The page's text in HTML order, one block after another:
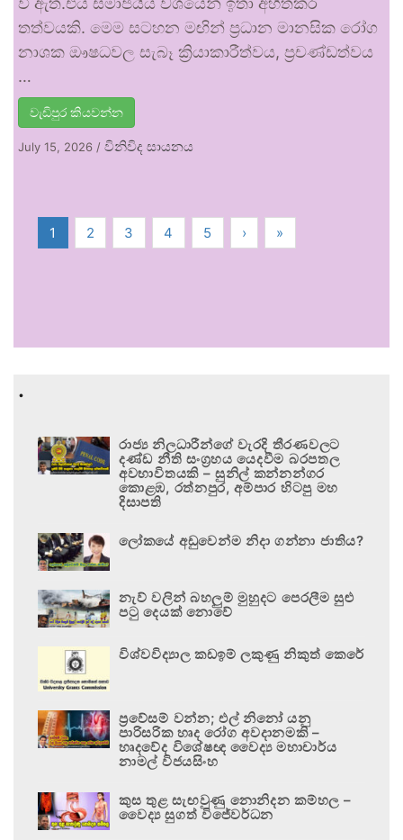
තත්වයකි. මෙම සටහන මඟින් ප්‍රධාන මානසික රෝග
නාශක ඖෂධවල සැබෑ ක්‍රියාකාරීත්වය, ප්‍රචණ්ඩත්වය
…
වැඩිපුර කියවන්න
July 15, 2026 / විනිවිද සායනය
1 2 3 4 5 › »
.
රාජ්‍ය නිලධාරීන්ගේ වැරදි තීරණවලට
දණ්ඩ නීති සංග්‍රහය යෙදවීම බරපතල
අවභාවිතයකි – සුනිල් කන්නන්ගර
කොළඹ, රත්නපුර, අම්පාර හිටපු මහ
දිසාපති
ලෝකයේ අඩුවෙන්ම නිදා ගන්නා ජාතිය?
නැව් වලින් බහලුම් මුහුදට පෙරලීම සුළු
පටු දෙයක් නොවේ
විශ්වවිද්‍යාල කඩඉම් ලකුණු නිකුත් කෙරේ
ප්‍රවේසම් වන්න; එල් නිනෝ යනු
පාරිසරික හෘද රෝග අවදානමකි –
හෘදවේද විශේෂඥ වෛද්‍ය මහාචාර්ය
නාමල් විජයසිංහ
කුස තුළ සැඟවුණු නොනිදන කම්හල –
වෛද්‍ය සුගත් විජේවර්ධන